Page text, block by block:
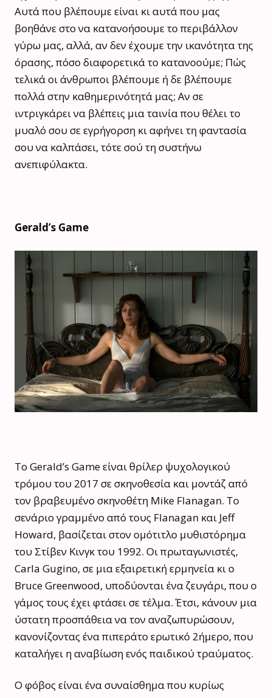
Αυτά που βλέπουμε είναι κι αυτά που μας
βοηθάνε στο να κατανοήσουμε το περιβάλλον
γύρω μας, αλλά, αν δεν έχουμε την ικανότητα της
όρασης, πόσο διαφορετικά το κατανοούμε; Πώς
τελικά οι άνθρωποι βλέπουμε ή δε βλέπουμε
πολλά στην καθημερινότητά μας; Αν σε
ιντριγκάρει να βλέπεις μια ταινία που θέλει το
μυαλό σου σε εγρήγορση κι αφήνει τη φαντασία
σου να καλπάσει, τότε σού τη συστήνω
ανεπιφύλακτα.
Gerald’s Game
Το Gerald’s Game είναι θρίλερ ψυχολογικού
τρόμου του 2017 σε σκηνοθεσία και μοντάζ από
τον βραβευμένο σκηνοθέτη Mike Flanagan. Το
σενάριο γραμμένο από τους Flanagan και Jeff
Howard, βασίζεται στον ομότιτλο μυθιστόρημα
του Στίβεν Κινγκ του 1992. Οι πρωταγωνιστές,
Carla Gugino, σε μια εξαιρετική ερμηνεία κι ο
Bruce Greenwood, υποδύονται ένα ζευγάρι, που ο
γάμος τους έχει φτάσει σε τέλμα. Έτσι, κάνουν μια
ύστατη προσπάθεια να τον αναζωπυρώσουν,
κανονίζοντας ένα πιπεράτο ερωτικό 2ήμερο, που
καταλήγει η αναβίωση ενός παιδικού τραύματος.
Ο φόβος είναι ένα συναίσθημα που κυρίως